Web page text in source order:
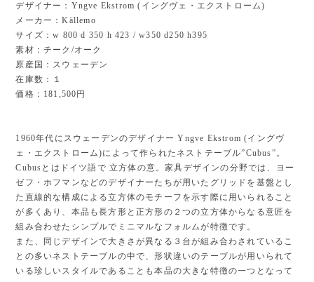
デザイナー：Yngve Ekstrom (イングヴェ・エクストローム)
メーカー：Källemo
サイズ：w 800 d 350 h 423 / w350 d250 h395
素材：チーク/オーク
原産国：スウェーデン
在庫数：１
価格：181,500円
1960年代にスウェーデンのデザイナー Yngve Ekstrom (イングヴ
ェ・エクストローム)によって作られたネストテーブル”Cubus”。
Cubusとはドイツ語で 立方体の意。家具デザインの分野では、ヨー
ゼフ・ホフマンなどのデザイナーたちが用いたグリッドを基盤とし
た直線的な構成による立方体のモチーフを示す際に用いられること
が多くあり、本品も長方形と正方形の２つの立方体からなる意匠を
組み合わせたシンプルでミニマルなフォルムが特徴です。
また、同じデザインで大きさが異なる３台が組み合わされているこ
との多いネストテーブルの中で、形状違いのテーブルが用いられて
いる珍しいスタイルであることも本品の大きな特徴の一つとなって